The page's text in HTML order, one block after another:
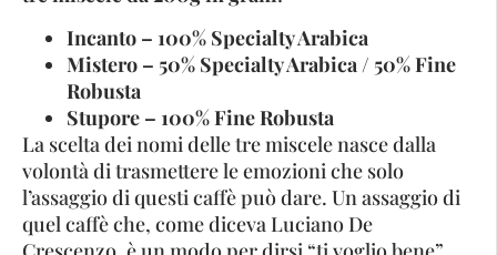
Incanto – 100% Specialty Arabica
Mistero – 50% Specialty Arabica / 50% Fine
Robusta
Stupore – 100% Fine Robusta
La scelta dei nomi delle tre miscele nasce dalla
volontà di trasmettere le emozioni che solo
l’assaggio di questi caffè può dare. Un assaggio di
quel caffè che, come diceva Luciano De